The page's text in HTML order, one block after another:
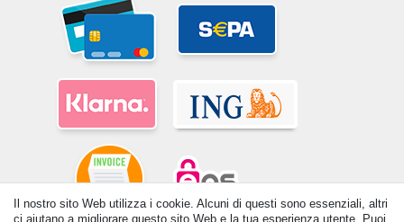
Il nostro sito Web utilizza i cookie. Alcuni di questi sono essenziali, altri
ci aiutano a migliorare questo sito Web e la tua esperienza utente. Puoi